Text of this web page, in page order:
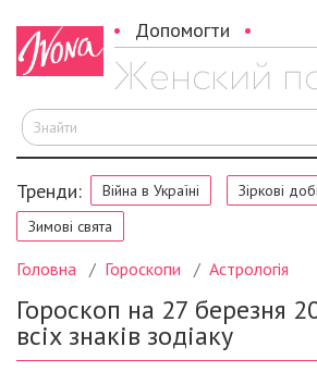
Допомогти
Тренди: Війна в Україні
Зіркові
Зимові свята
Головна Гороскопи Астрологія
Гороскоп на 27 березня
всіх знаків зодіаку